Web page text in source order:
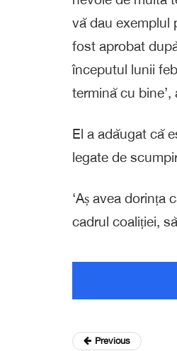
vă dau exemplul
fost aprobat
începutul lunii
termină cu
El a adăugat că
legate de
‘Aș avea dorința
cadrul coaliției,
Previous